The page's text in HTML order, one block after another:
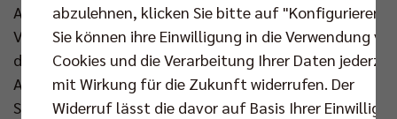
Ausnahmeathletin hat mit dem Jahres- auch einen
Vereinswechsel vollzogen und geht, beginnend mit
diesem Olympiajahr 2024, für die Volleyball-
Abteilung des Sport-Club Charlottenburg an den
Start. Damit haben die Berliner eine schillernde
abzulehnen, klicken Sie bitte auf "Konfigurieren".
Sie können ihre Einwilligung in die Verwendung
Cookies und die Verarbeitung Ihrer Daten
mit Wirkung für die Zukunft widerrufen. Der
Widerruf lässt die davor auf Basis Ihrer